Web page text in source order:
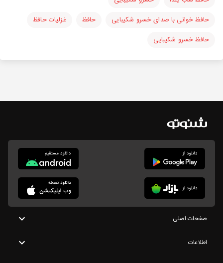
حافظ خوانی با صدای خسرو شکیبایی
حافظ
غزلیات حافظ
حافظ خسرو شکیبایی
صفحات اصلی
اطلاعات